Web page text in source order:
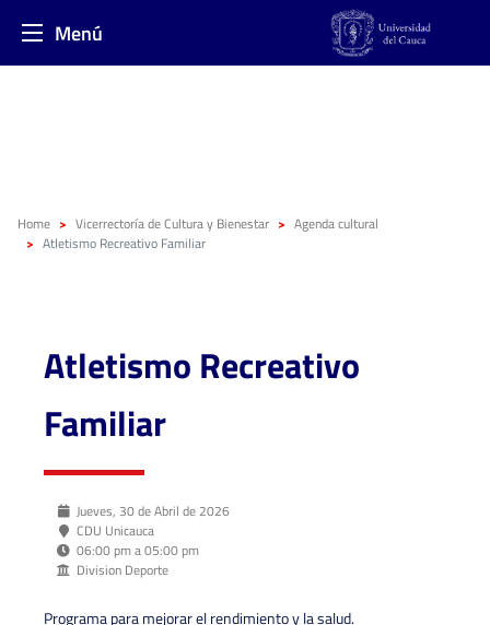
Menú
Home Vicerrectoría de Cultura y Bienestar
Agenda cultural
Atletismo Recreativo Familiar
Atletismo Recreativo
Familiar
Jueves, 30 de Abril de 2026
CDU Unicauca
06:00 pm a 05:00 pm
Division Deporte
Programa para mejorar el rendimiento y la salud.